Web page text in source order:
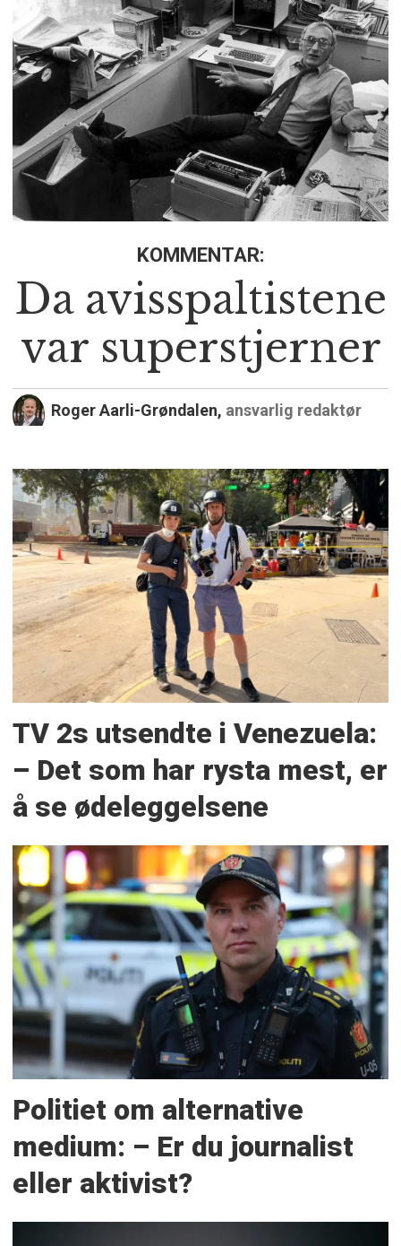
KOMMENTAR:
Da avisspaltistene
var superstjerner
Roger Aarli-Grøndalen, ansvarlig redaktør
TV 2s utsendte i Venezuela:
– Det som har rysta mest, er
å se ødeleggelsene
Politiet om alternative
medium: – Er du journalist
eller aktivist?